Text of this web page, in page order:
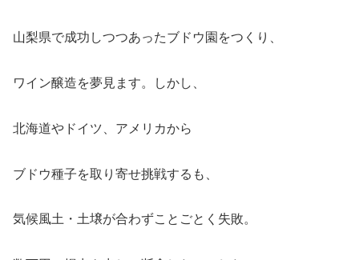
山梨県で成功しつつあったブドウ園をつくり、
ワイン醸造を夢見ます。しかし、
北海道やドイツ、アメリカから
ブドウ種子を取り寄せ挑戦するも、
気候風土・土壌が合わずことごとく失敗。